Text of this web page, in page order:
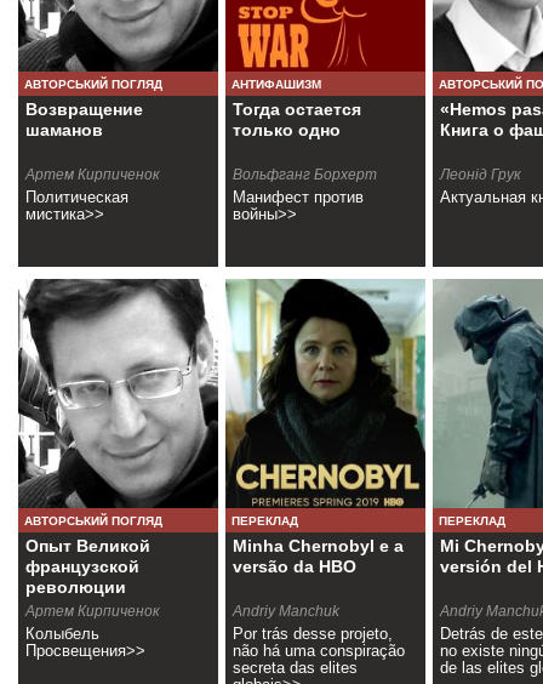
АВТОРСЬКИЙ ПОГЛЯД
Возвращение
шаманов
Артем Кирпиченок
Политическая
мистика>>
АНТИФАШИЗМ
Тогда остается
только одно
Вольфганг Борхерт
Манифест против
войны>>
АВТОРСЬКИЙ
«Hemos
Книга о
Леонід Грук
Актуальная
АВТОРСЬКИЙ ПОГЛЯД
Опыт Великой
французской
революции
Артем Кирпиченок
Колыбель
Просвещения>>
ПЕРЕКЛАД
Minha Chernobyl e a
versão da HBO
Andriy Manchuk
Por trás desse projeto,
não há uma conspiração
secreta das elites
ПЕРЕКЛАД
Mi
versión del
Andriy
Detrás de
no existe
de las elites